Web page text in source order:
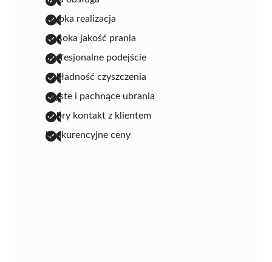
szybka realizacja
wysoka jakość prania
profesjonalne podejście
dokładność czyszczenia
czyste i pachnące ubrania
dobry kontakt z klientem
konkurencyjne ceny